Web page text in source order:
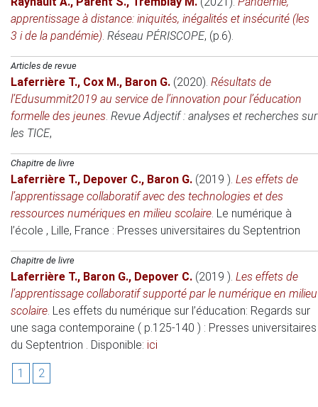
apprentissage à distance: iniquités, inégalités et insécurité (les
3 i de la pandémie). Réseau PÉRISCOPE, (p.6).
Articles de revue
Laferrière T., Cox M., Baron G. (2020). Résultats de
l’Edusummit2019 au service de l’innovation pour l’éducation
formelle des jeunes. Revue Adjectif : analyses et recherches sur
les TICE,
Chapitre de livre
Laferrière T., Depover C., Baron G. (2019 ). Les effets de
l’apprentissage collaboratif avec des technologies et des
ressources numériques en milieu scolaire. Le numérique à
l’école , Lille, France : Presses universitaires du Septentrion
Chapitre de livre
Laferrière T., Baron G., Depover C. (2019 ). Les effets de
l’apprentissage collaboratif supporté par le numérique en milieu
scolaire. Les effets du numérique sur l’éducation: Regards sur
une saga contemporaine ( p.125-140 ) : Presses universitaires
du Septentrion . Disponible: ici
1 2